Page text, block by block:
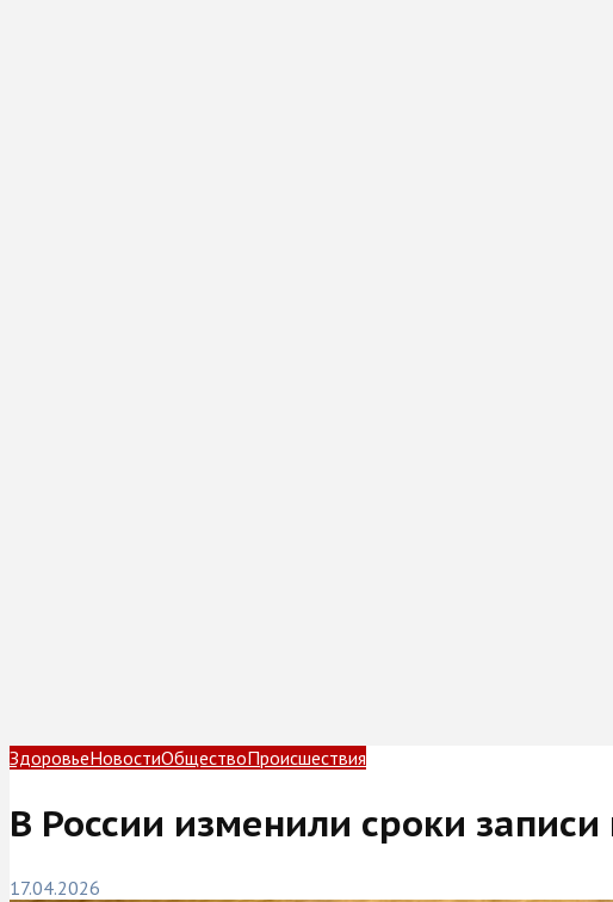
ЗдоровьеНовостиОбществоПроисшествия
В России изменили сроки записи
17.04.2026